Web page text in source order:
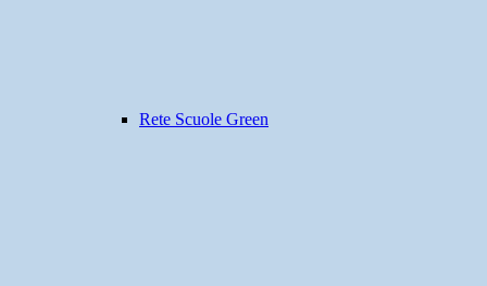
Rete Scuole Green